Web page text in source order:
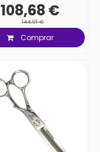
108,68 €
144,91 €
Comprar